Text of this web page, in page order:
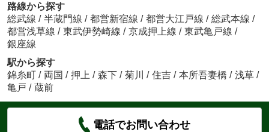
路線から探す
総武線 / 半蔵門線 / 都営新宿線 / 都営大江戸線 / 総武本線 /
都営浅草線 / 東武伊勢崎線 / 京成押上線 / 東武亀戸線 /
銀座線
駅から探す
錦糸町 / 両国 / 押上 / 森下 / 菊川 / 住吉 / 本所吾妻橋 / 浅草 /
亀戸 / 蔵前
電話でお問い合わせ